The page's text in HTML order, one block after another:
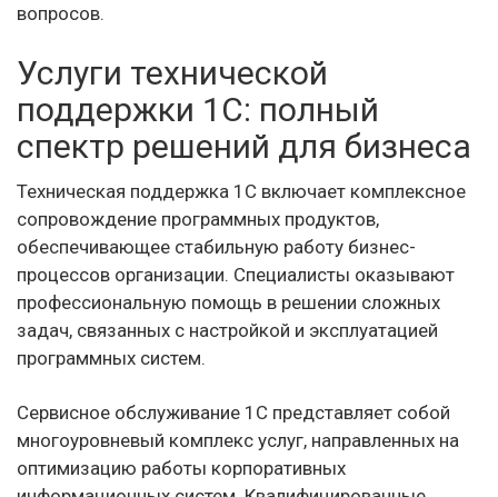
вопросов.
Услуги технической
поддержки 1С: полный
спектр решений для бизнеса
Техническая поддержка 1С включает комплексное
сопровождение программных продуктов,
обеспечивающее стабильную работу бизнес-
процессов организации. Специалисты оказывают
профессиональную помощь в решении сложных
задач, связанных с настройкой и эксплуатацией
программных систем.
Сервисное обслуживание 1С представляет собой
многоуровневый комплекс услуг, направленных на
оптимизацию работы корпоративных